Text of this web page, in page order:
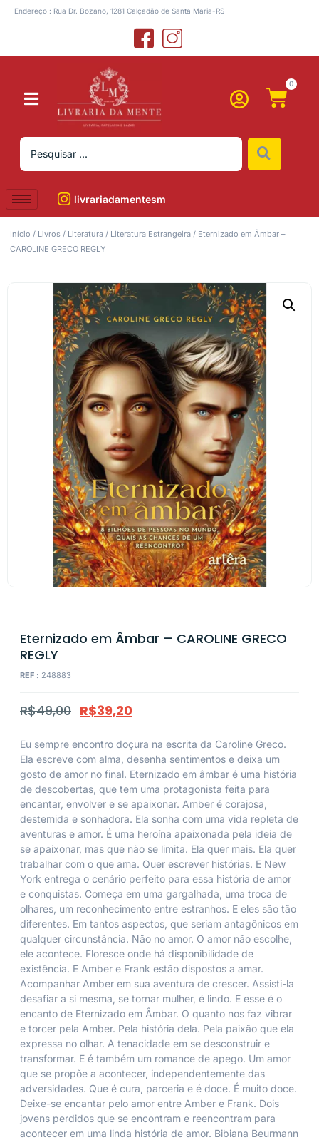
Endereço : Rua Dr. Bozano, 1281 Calçadão de Santa Maria-RS
0
livrariadamentesm
Início / Livros / Literatura / Literatura Estrangeira / Eternizado em Âmbar –
CAROLINE GRECO REGLY
Eternizado em Âmbar – CAROLINE GRECO
REGLY
REF : 248883
R$49,00 R$39,20
Eu sempre encontro doçura na escrita da Caroline Greco.
Ela escreve com alma, desenha sentimentos e deixa um
gosto de amor no final. Eternizado em âmbar é uma história
de descobertas, que tem uma protagonista feita para
encantar, envolver e se apaixonar. Amber é corajosa,
destemida e sonhadora. Ela sonha com uma vida repleta de
aventuras e amor. É uma heroína apaixonada pela ideia de
se apaixonar, mas que não se limita. Ela quer mais. Ela quer
trabalhar com o que ama. Quer escrever histórias. E New
York entrega o cenário perfeito para essa história de amor
e conquistas. Começa em uma gargalhada, uma troca de
olhares, um reconhecimento entre estranhos. E eles são tão
diferentes. Em tantos aspectos, que seriam antagônicos em
qualquer circunstância. Não no amor. O amor não escolhe,
ele acontece. Floresce onde há disponibilidade de
existência. E Amber e Frank estão dispostos a amar.
Acompanhar Amber em sua aventura de crescer. Assisti-la
desafiar a si mesma, se tornar mulher, é lindo. E esse é o
encanto de Eternizado em Âmbar. O quanto nos faz vibrar
e torcer pela Amber. Pela história dela. Pela paixão que ela
expressa no olhar. A tenacidade em se desconstruir e
transformar. E é também um romance de apego. Um amor
que se propõe a acontecer, independentemente das
adversidades. Que é cura, parceria e é doce. É muito doce.
Deixe-se encantar pelo amor entre Amber e Frank. Dois
jovens perdidos que se encontram e reencontram para
acontecer em uma linda história de amor. Bibiana Beurmann